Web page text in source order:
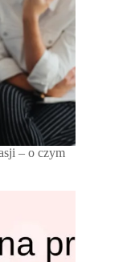
– o czym